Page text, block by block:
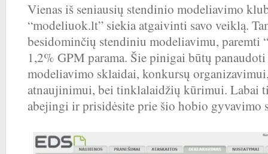
Vienas iš seniausių stendinio modeliavimo
“modeliuok.lt” siekia atgaivinti savo veiklą.
besidominčių stendiniu modeliavimu, paremti
1,2% GPM parama. Šie pinigai būtų
modeliavimo sklaidai, konkursų
atnaujinimui, bei tinklalaidžių kūrimui. Labai
abejingi ir prisidėsite prie šio hobio gyvavimo